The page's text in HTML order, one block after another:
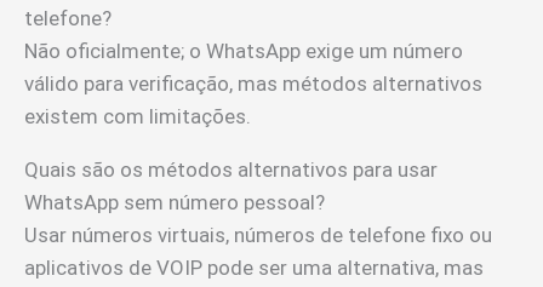
telefone?
Não oficialmente; o WhatsApp exige um número
válido para verificação, mas métodos alternativos
existem com limitações.
Quais são os métodos alternativos para usar
WhatsApp sem número pessoal?
Usar números virtuais, números de telefone fixo ou
aplicativos de VOIP pode ser uma alternativa, mas